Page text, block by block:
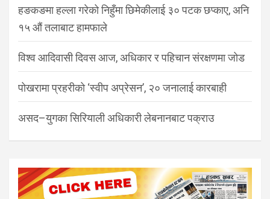
हङकङमा हल्ला गरेको निहुँमा छिमेकीलाई ३० पटक छप्काए, अनि
१५ औं तलाबाट हामफाले
विश्व आदिवासी दिवस आज, अधिकार र पहिचान संरक्षणमा जोड
पोखरामा प्रहरीको ‘स्वीप अप्रेसन’, २० जनालाई कारबाही
असद–युगका सिरियाली अधिकारी लेबनानबाट पक्राउ